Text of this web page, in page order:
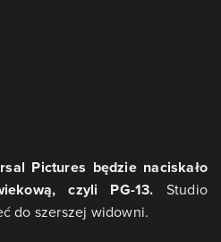
Pictures będzie naciskało
czyli PG-13. Studio
do szerszej widowni.